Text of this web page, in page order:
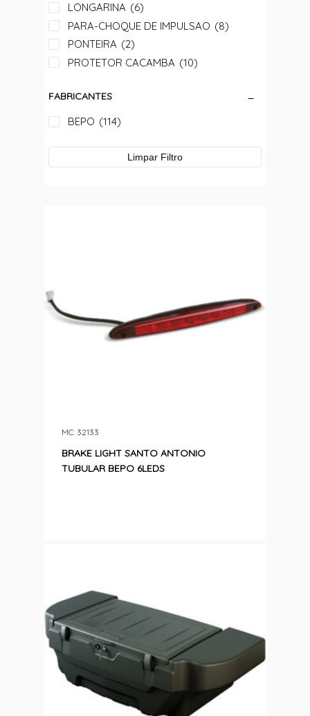
LONGARINA (6)
PARA-CHOQUE DE IMPULSAO (8)
PONTEIRA (2)
PROTETOR CACAMBA (10)
PROTETOR DO PARA-CHOQUE
RACK (1)
(1)
FABRICANTES
BEPO (114)
Limpar Filtro
BRAKE LIGHT SANTO ANTONIO
TUBULAR BEPO 6LEDS
MC: 32133